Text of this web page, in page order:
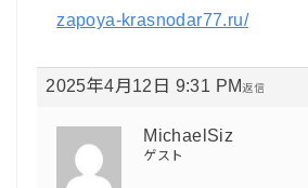
zapoya-krasnodar77.ru/
2025年4月12日 9:31 PM返信
MichaelSiz
ゲスト